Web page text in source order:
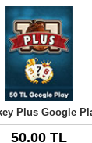
50.00 TL